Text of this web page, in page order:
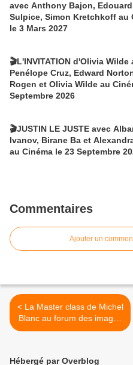
avec Anthony Bajon, Edouard
Sulpice, Simon Kretchkoff au
le 3 Mars 2027
🎬L'INVITATION d'Olivia Wilde
Penélope Cruz, Edward
Rogen et Olivia Wilde au
Septembre 2026
🎬JUSTIN LE JUSTE avec
Ivanov, Birane Ba et
au Cinéma le 23 Septembre
Commentaires
Ajouter un
< La Master class de Michel
Blanc au forum des images
- Vidéo
Hébergé par Overblog